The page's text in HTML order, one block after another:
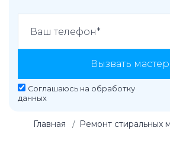
Вызвать
Соглашаюсь на обработку
данных
Главная Ремонт стиральных